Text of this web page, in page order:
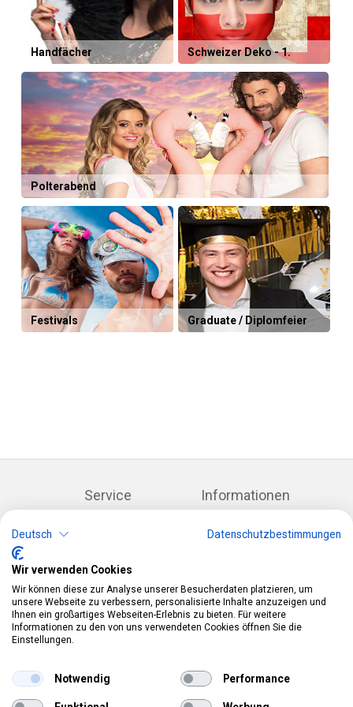
Handfächer
Schweizer Deko - 1.
August
Polterabend
Festivals Graduate / Diplomfeier
Service Informationen
AGB
Kategorien
Anlässe & Themen
Kostüme & Zubehör
Partydeko & Festartikel
Kontakt
Telefon:
0412190091
Mail:
info@pekabo.ch
Deutsch Datenschutzbestimmungen
Wir verwenden Cookies
Wir können diese zur Analyse unserer Besucherdaten platzieren, um
unsere Webseite zu verbessern, personalisierte Inhalte anzuzeigen und
Ihnen ein großartiges Webseiten-Erlebnis zu bieten. Für weitere
Informationen zu den von uns verwendeten Cookies öffnen Sie die
Einstellungen.
Notwendig Performance